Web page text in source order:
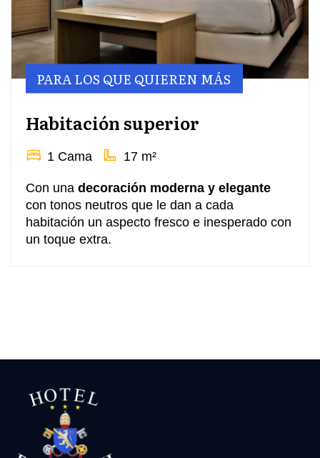
Habitación superior
1 Cama 17 m²
Con una decoración moderna y elegante
con tonos neutros que le dan a cada
habitación un aspecto fresco e inesperado con
un toque extra.
PARA LOS QUE QUIEREN MÁS